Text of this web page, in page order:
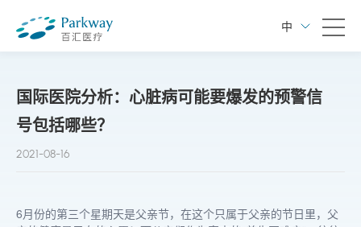
中
国际医院分析：心脏病可能要爆发的预警信
号包括哪些？
2021-08-16
6月份的第三个星期天是父亲节，在这个只属于父亲的节日里，父